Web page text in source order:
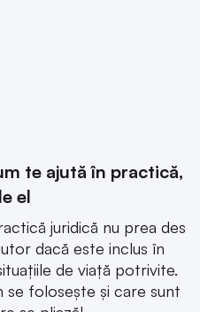
te ajută în practică,
el
juridică nu prea des
dacă este inclus în
de viață potrivite.
se folosește și care sunt